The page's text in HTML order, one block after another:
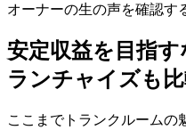
オーナーの生の声を確認す
安定収益を目指
ランチャイズも
ここまでトランクルームの